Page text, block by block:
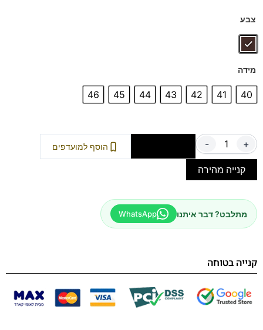
צבע
מידה
40
41
42
43
44
45
46
- + הוסף למועדפים
קנייה מהירה
מתלבט? דבר איתנו WhatsApp
קנייה בטוחה